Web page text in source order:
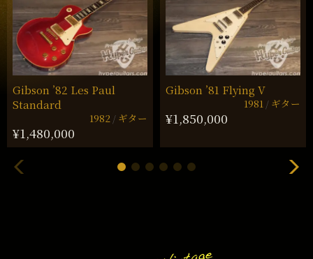
Gibson ’82 Les Paul
Standard
1982 ギター
¥1,480,000
Gibson ’81 Flying V
1981 ギター
¥1,850,000